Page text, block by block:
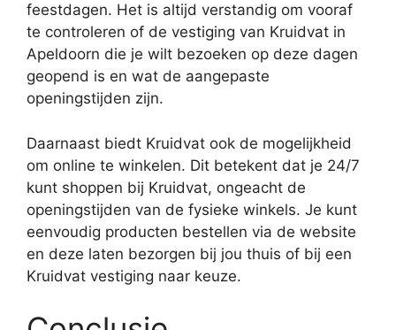
feestdagen. Het is altijd verstandig om vooraf
te controleren of de vestiging van Kruidvat in
Apeldoorn die je wilt bezoeken op deze dagen
geopend is en wat de aangepaste
openingstijden zijn.
Daarnaast biedt Kruidvat ook de mogelijkheid
om online te winkelen. Dit betekent dat je 24/7
kunt shoppen bij Kruidvat, ongeacht de
openingstijden van de fysieke winkels. Je kunt
eenvoudig producten bestellen via de website
en deze laten bezorgen bij jou thuis of bij een
Kruidvat vestiging naar keuze.